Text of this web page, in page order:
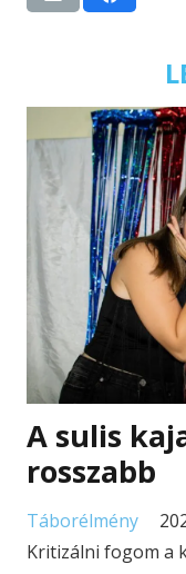
A sulis
rosszabb
Táborélmény
Kritizálni fogom a